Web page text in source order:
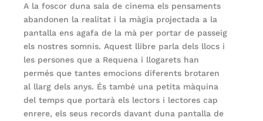
A la foscor duna sala de cinema els pensaments
abandonen la realitat i la màgia projectada a la
pantalla ens agafa de la mà per portar de passeig
els nostres somnis. Aquest llibre parla dels llocs i
les persones que a Requena i llogarets han
permés que tantes emocions diferents brotaren
al llarg dels anys. És també una petita màquina
del temps que portarà els lectors i lectores cap
enrere, els seus records davant duna pantalla de